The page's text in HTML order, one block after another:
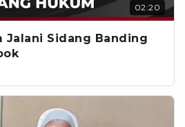
02:20
Jalani Sidang Banding